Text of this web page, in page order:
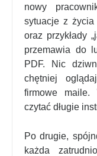
nowy
sytuacje z życia
oraz przykłady
przemawia do
PDF. Nic
chętniej
firmowe maile.
czytać długie
Po drugie,
każda